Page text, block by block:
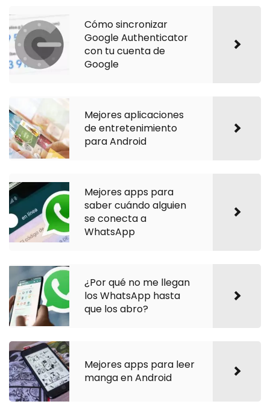
Cómo sincronizar
Google Authenticator
con tu cuenta de
Google
Mejores aplicaciones
de entretenimiento
para Android
Mejores apps para
saber cuándo alguien
se conecta a
WhatsApp
¿Por qué no me llegan
los WhatsApp hasta
que los abro?
Mejores apps para leer
manga en Android